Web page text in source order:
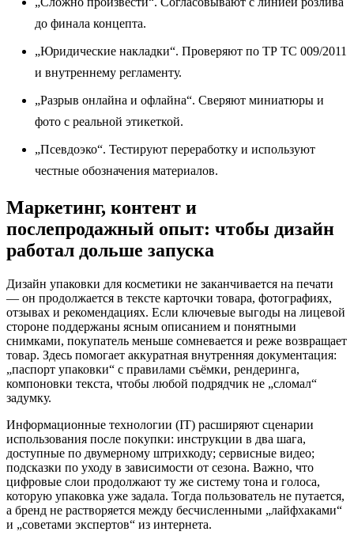
до финала концепта.
„Юридические накладки“. Проверяют по ТР ТС 009/2011
и внутреннему регламенту.
„Разрыв онлайна и офлайна“. Сверяют миниатюры и
фото с реальной этикеткой.
„Псевдоэко“. Тестируют переработку и используют
честные обозначения материалов.
Маркетинг, контент и
послепродажный опыт: чтобы дизайн
работал дольше запуска
Дизайн упаковки для косметики не заканчивается на печати
— он продолжается в тексте карточки товара, фотографиях,
отзывах и рекомендациях. Если ключевые выгоды на лицевой
стороне поддержаны ясным описанием и понятными
снимками, покупатель меньше сомневается и реже возвращает
товар. Здесь помогает аккуратная внутренняя документация:
„паспорт упаковки“ с правилами съёмки, рендеринга,
компоновки текста, чтобы любой подрядчик не „сломал“
задумку.
Информационные технологии (IT) расширяют сценарии
использования после покупки: инструкции в два шага,
доступные по двумерному штрихкоду; сервисные видео;
подсказки по уходу в зависимости от сезона. Важно, что
цифровые слои продолжают ту же систему тона и голоса,
которую упаковка уже задала. Тогда пользователь не путается,
а бренд не растворяется между бесчисленными „лайфхаками“
и „советами экспертов“ из интернета.